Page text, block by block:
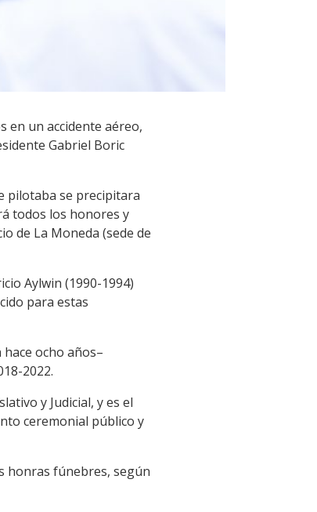
en un accidente aéreo,
Gabriel Boric
pilotaba se precipitara
todos los honores y
de La Moneda (sede de
Aylwin (1990-1994)
para estas
ocho años–
2022.
y Judicial, y es el
ceremonial público y
honras fúnebres, según